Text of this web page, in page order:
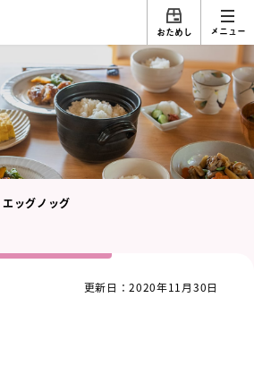
おためし メニュー
エッグノッグ
更新日：2020年11月30日